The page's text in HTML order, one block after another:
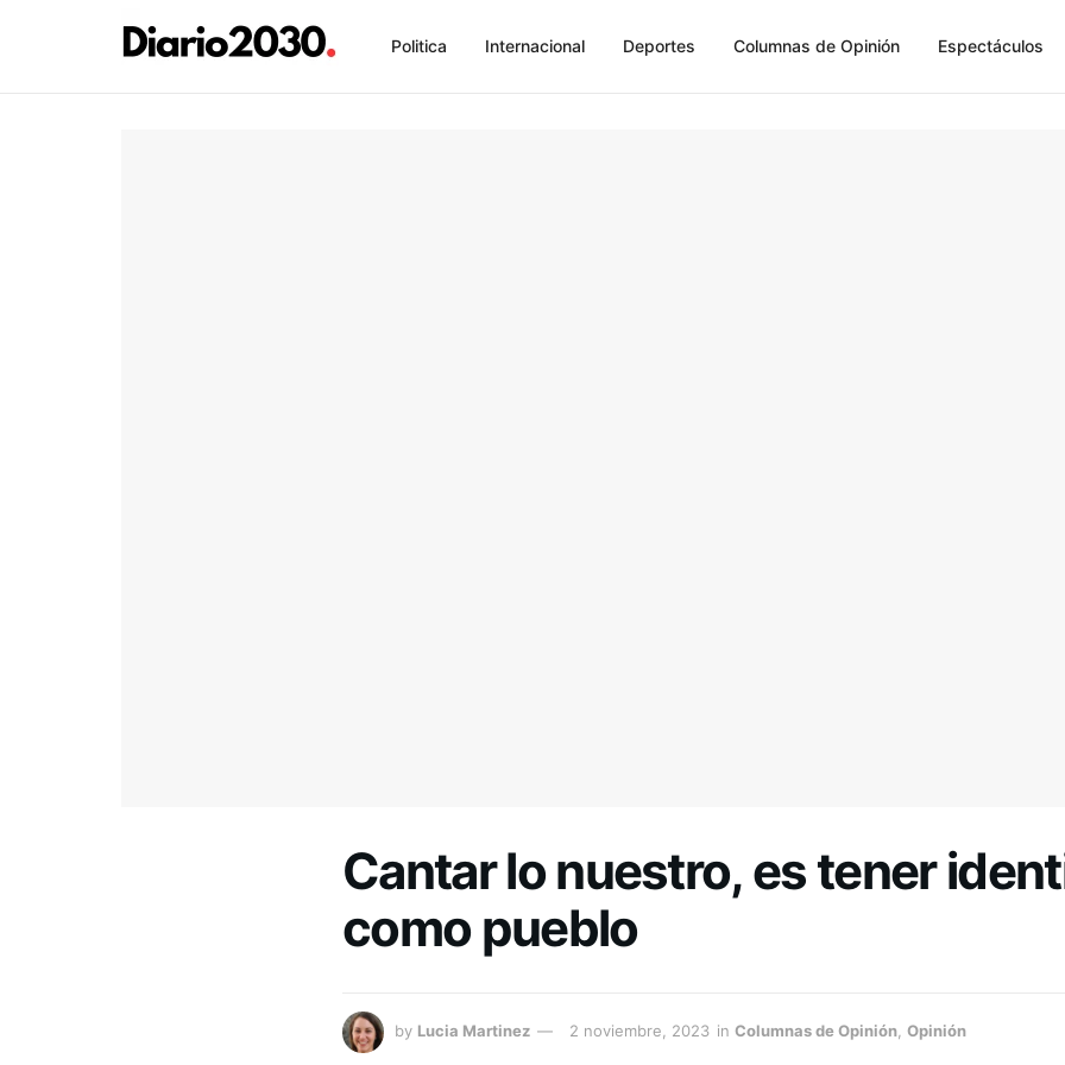
Politica Internacional Deportes Columnas de Opinión Espectáculos
Cantar lo nuestro, es tener
como pueblo
by Lucia Martinez 2 noviembre, 2023 in Columnas de Opinión Opinión